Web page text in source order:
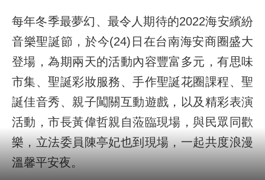
每年冬季最夢幻、最令人期待的2022海安繽紛
音樂聖誕節，於今(24)日在台南海安商圈盛大
登場，為期兩天的活動內容豐富多元，有思味
市集、聖誕彩妝服務、手作聖誕花圈課程、聖
誕佳音秀、親子闖關互動遊戲，以及精彩表演
活動，市長黃偉哲親自蒞臨現場，與民眾同歡
樂，立法委員陳亭妃也到現場，一起共度浪漫
溫馨平安夜。